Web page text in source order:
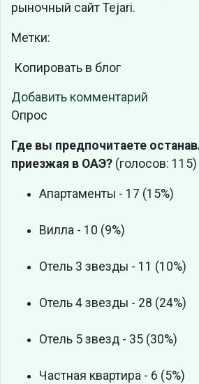
рыночный сайт Tejari.
Метки:
Копировать в блог
Добавить комментарий
Опрос
Где вы предпочитаете
приезжая в ОАЭ? (голосов: 115)
Апартаменты - 17 (15%)
Вилла - 10 (9%)
Отель 3 звезды - 11 (10%)
Отель 4 звезды - 28 (24%)
Отель 5 звезд - 35 (30%)
Частная квартира - 6 (5%)